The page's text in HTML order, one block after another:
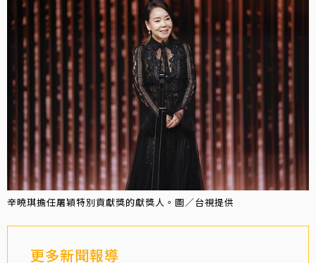
辛曉琪擔任屠穎特別貢獻獎的獻獎人。圖／台視提供
更多新聞報導